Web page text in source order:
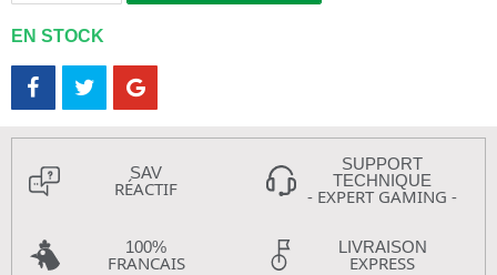
EN STOCK
SAV
RÉACTIF
SUPPORT
TECHNIQUE
- EXPERT GAMING -
100%
FRANCAIS
LIVRAISON
EXPRESS